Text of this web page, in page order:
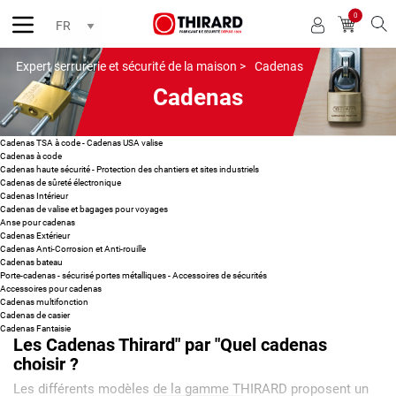
0
Expert serrurerie et sécurité de la maison > Cadenas
Cadenas
Cadenas TSA à code - Cadenas USA valise
Cadenas à code
Cadenas haute sécurité - Protection des chantiers et sites industriels
Cadenas de sûreté électronique
Cadenas Intérieur
Cadenas de valise et bagages pour voyages
Anse pour cadenas
Cadenas Extérieur
Cadenas Anti-Corrosion et Anti-rouille
Cadenas bateau
Porte-cadenas - sécurisé portes métalliques - Accessoires de sécurités
Accessoires pour cadenas
Cadenas multifonction
Cadenas de casier
Cadenas Fantaisie
Les Cadenas Thirard" par "Quel cadenas
choisir ?
Les différents modèles de la gamme THIRARD proposent un